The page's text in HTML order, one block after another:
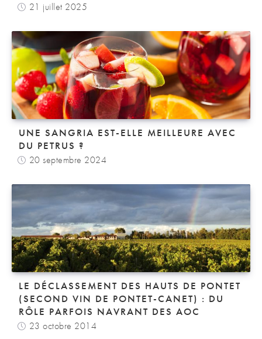
21 juillet 2025
UNE SANGRIA EST-ELLE MEILLEURE AVEC
DU PETRUS ?
20 septembre 2024
LE DÉCLASSEMENT DES HAUTS DE PONTET
(SECOND VIN DE PONTET-CANET) : DU
RÔLE PARFOIS NAVRANT DES AOC
23 octobre 2014